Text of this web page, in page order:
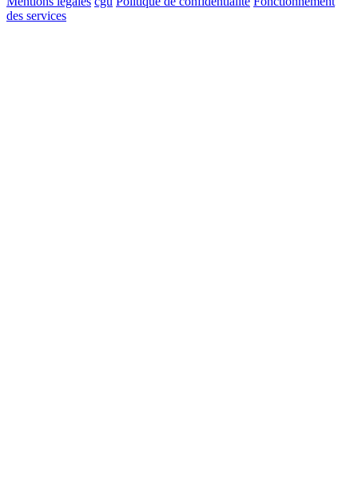
des services